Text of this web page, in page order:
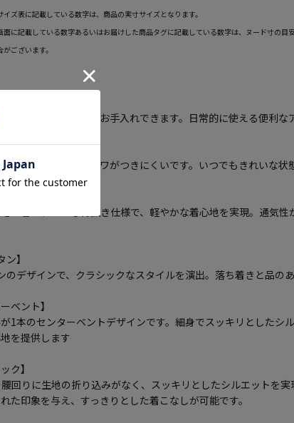
イズ表に記載している数字は、商品の実寸サイズとなります。
面に記載している数字あるいはお届けした商品タグに記載している数字は、ヌード寸の目
ございます。
洗濯可能で、手軽にお手入れできます。日常的に使える便利な
があり、洗濯後もシワがつきにくいです。いつでもきれいな状
地が省かれている背抜き仕様で、軽やかな着心地を実現。通気
ン】
のデザインで、クラシックなスタイルを演出。落ち着きと品のあ
ベント】
1本のセンターベントデザインです。細身でスッキリとしたシ
を提供します
ク】
回りに生地の折り込みがなく、スッキリとしたシルエットを
た印象を与え、すっきりとした着こなしが可能です。